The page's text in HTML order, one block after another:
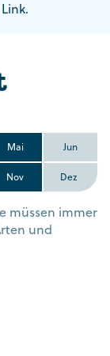
Mai Jun
Nov Dez
müssen immer
und